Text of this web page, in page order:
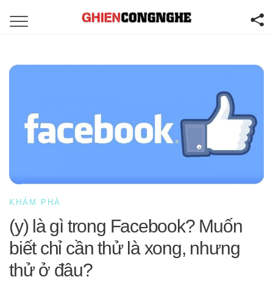
KHÁM PHÁ
(y) là gì trong Facebook? Muốn
biết chỉ cần thử là xong, nhưng
thử ở đâu?